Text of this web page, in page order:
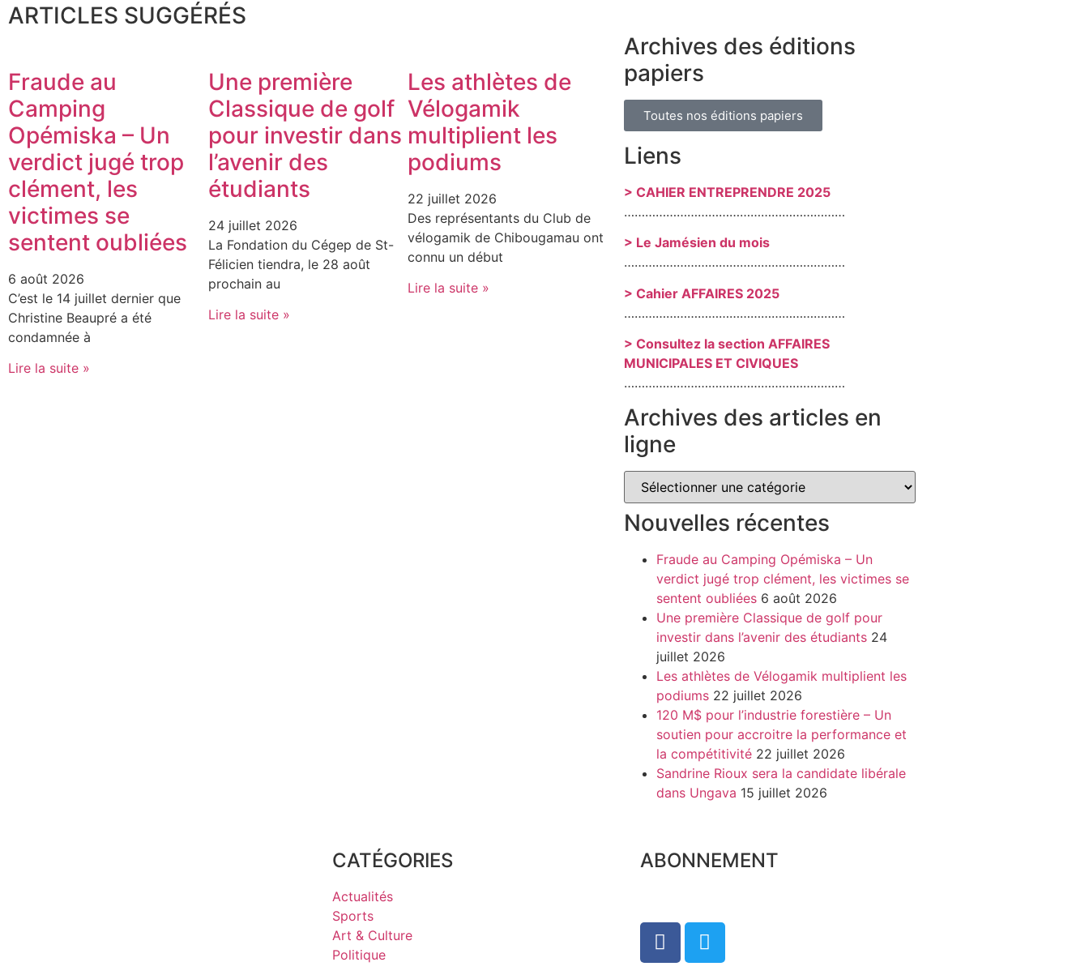
ARTICLES SUGGÉRÉS
Fraude au
Camping
Opémiska – Un
verdict jugé trop
clément, les
victimes se
sentent oubliées
6 août 2026
C’est le 14 juillet dernier que
Christine Beaupré a été
condamnée à
Lire la suite »
Une première
Classique de golf
pour investir dans
l’avenir des
étudiants
24 juillet 2026
La Fondation du Cégep de St-
Félicien tiendra, le 28 août
prochain au
Lire la suite »
Les athlètes de
Vélogamik
multiplient les
podiums
22 juillet 2026
Des représentants du Club de
vélogamik de Chibougamau ont
connu un début
Lire la suite »
Archives des éditions
papiers
Toutes nos éditions papiers
Liens
> CAHIER ENTREPRENDRE 2025
………………………………………………………
> Le Jamésien du mois
………………………………………………………
> Cahier AFFAIRES 2025
………………………………………………………
> Consultez la section AFFAIRES
MUNICIPALES ET CIVIQUES
………………………………………………………
Archives des articles en
ligne
Nouvelles récentes
Fraude au Camping Opémiska – Un
verdict jugé trop clément, les victimes se
sentent oubliées 6 août 2026
Une première Classique de golf pour
investir dans l’avenir des étudiants 24
juillet 2026
Les athlètes de Vélogamik multiplient les
podiums 22 juillet 2026
120 M$ pour l’industrie forestière – Un
soutien pour accroitre la performance et
la compétitivité 22 juillet 2026
Sandrine Rioux sera la candidate libérale
dans Ungava 15 juillet 2026
CATÉGORIES
Actualités
Sports
Art & Culture
Politique
ABONNEMENT